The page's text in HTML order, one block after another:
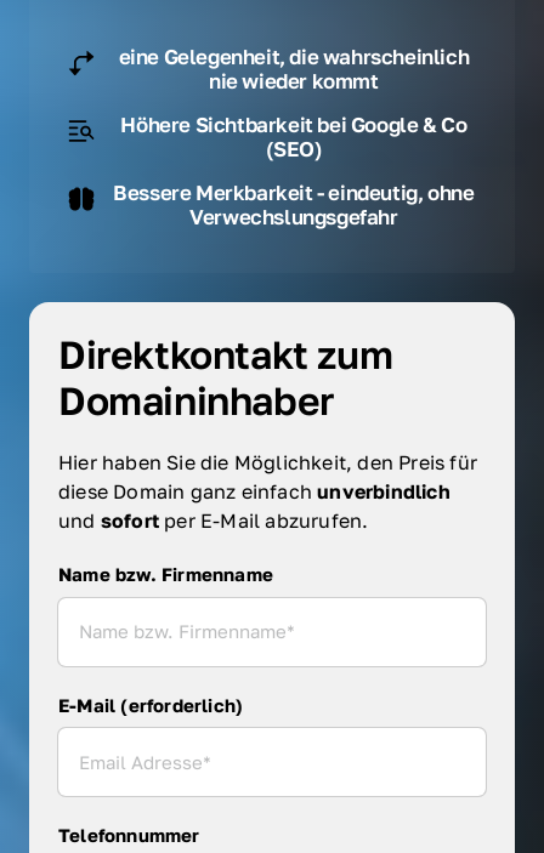
eine Gelegenheit, die wahrscheinlich
nie wieder kommt
Höhere Sichtbarkeit bei Google & Co
(SEO)
Bessere Merkbarkeit - eindeutig, ohne
Verwechslungsgefahr
Direktkontakt zum
Domaininhaber
Hier haben Sie die Möglichkeit, den Preis für
diese Domain ganz einfach
und sofort per E-Mail abzurufen.
Name bzw. Firmenname
Name bzw. Firmenname
E-Mail (erforderlich)
Telefonnummer